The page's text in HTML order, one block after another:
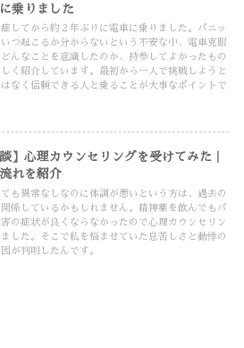
乗りました
してから約２年ぶりに電車に乗りました。パニッ
いつ起こるか分からないという不安な中、電車克服
んなことを意識したのか、持参してよかったもの
く紹介しています。最初から一人で挑戦しようと
なく信頼できる人と乗ることが大事なポイントで
談】心理カウンセリングを受けてみた｜
れを紹介
も異常なしなのに体調が悪いという方は、過去の
係しているかもしれません。精神薬を飲んでもパ
害の症状が良くならなかったので心理カウンセリン
した。そこで私を悩ませていた息苦しさと動悸の
が判明したんです。